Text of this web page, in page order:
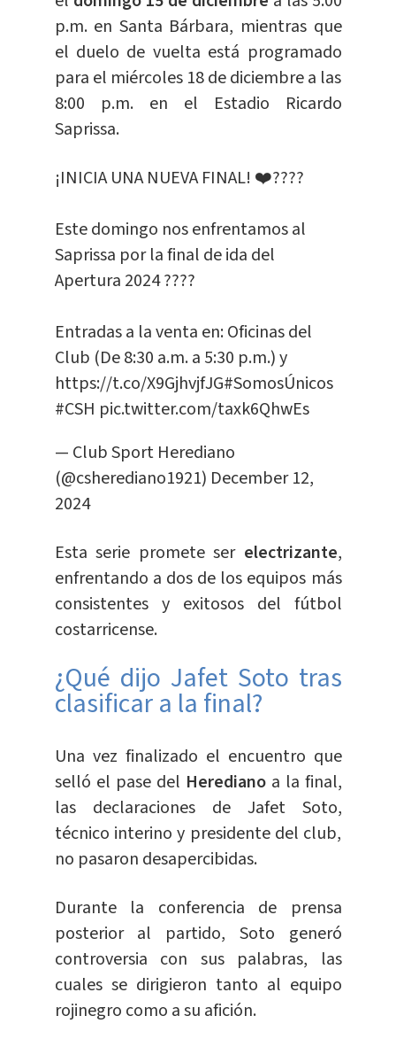
p.m. en Santa Bárbara, mientras que
el duelo de vuelta está programado
para el miércoles 18 de diciembre a las
8:00 p.m. en el Estadio Ricardo
Saprissa.
¡INICIA UNA NUEVA FINAL! ❤️????
Este domingo nos enfrentamos al
Saprissa por la final de ida del
Apertura 2024 ????
Entradas a la venta en: Oficinas del
Club (De 8:30 a.m. a 5:30 p.m.) y
https://t.co/X9GjhvjfJG#SomosÚnicos
#CSH pic.twitter.com/taxk6QhwEs
— Club Sport Herediano
(@csherediano1921) December 12,
2024
Esta serie promete ser electrizante,
enfrentando a dos de los equipos más
consistentes y exitosos del fútbol
costarricense.
¿Qué dijo Jafet Soto tras
clasificar a la final?
Una vez finalizado el encuentro que
selló el pase del Herediano a la final,
las declaraciones de Jafet Soto,
técnico interino y presidente del club,
no pasaron desapercibidas.
Durante la conferencia de prensa
posterior al partido, Soto generó
controversia con sus palabras, las
cuales se dirigieron tanto al equipo
rojinegro como a su afición.